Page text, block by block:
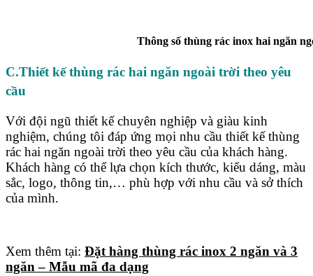
Thông số thùng rác inox hai ngăn
C.Thiết kế thùng rác hai ngăn ngoài trời theo yêu
cầu
Với đội ngũ thiết kế chuyên nghiệp và giàu kinh
nghiệm, chúng tôi đáp ứng mọi nhu cầu thiết kế thùng
rác hai ngăn ngoài trời theo yêu cầu của khách hàng.
Khách hàng có thể lựa chọn kích thước, kiểu dáng, màu
sắc, logo, thông tin,… phù hợp với nhu cầu và sở thích
của mình.
Xem thêm tại: Đặt hàng thùng rác inox 2 ngăn và 3
ngăn – Mẫu mã đa dạng